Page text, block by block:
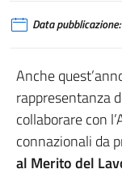
Data pubblicazione:
Anche
rappresentanza
collaborare con
connazionali da
al Merito del